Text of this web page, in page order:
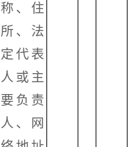
称、住
所、法
定代表
人或主
要负责
人、网